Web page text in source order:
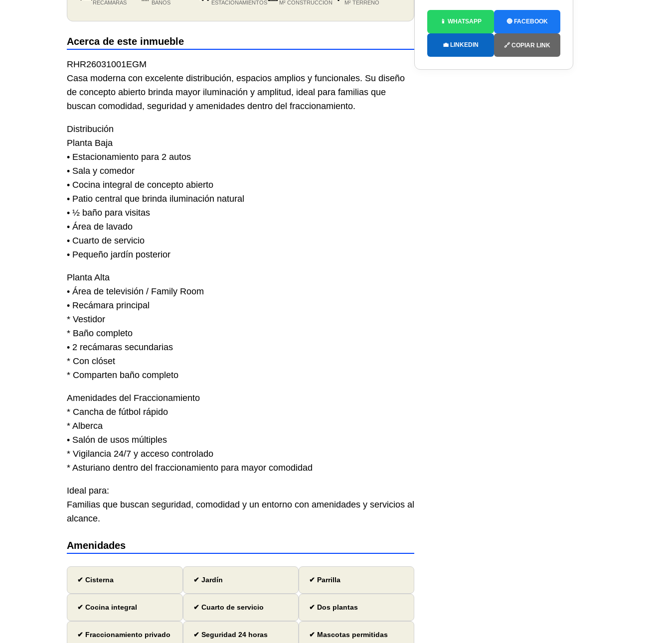
RECÁMARAS BAÑOS ESTACIONAMIENTOS M² CONSTRUCCIÓN M² TERRENO
Acerca de este inmueble
RHR26031001EGM
Casa moderna con excelente distribución, espacios amplios y funcionales. Su diseño
de concepto abierto brinda mayor iluminación y amplitud, ideal para familias que
buscan comodidad, seguridad y amenidades dentro del fraccionamiento.
Distribución
Planta Baja
•⁠ ⁠Estacionamiento para 2 autos
•⁠ ⁠Sala y comedor
•⁠ ⁠Cocina integral de concepto abierto
•⁠ ⁠Patio central que brinda iluminación natural
•⁠ ⁠½ baño para visitas
•⁠ ⁠Área de lavado
•⁠ ⁠Cuarto de servicio
•⁠ ⁠Pequeño jardín posterior
Planta Alta
•⁠ ⁠Área de televisión / Family Room
•⁠ ⁠Recámara principal
* Vestidor
* Baño completo
•⁠ ⁠2 recámaras secundarias
* Con clóset
* Comparten baño completo
Amenidades del Fraccionamiento
* Cancha de fútbol rápido
* Alberca
•⁠ ⁠Salón de usos múltiples
* Vigilancia 24/7 y acceso controlado
* Asturiano dentro del fraccionamiento para mayor comodidad
Ideal para:
Familias que buscan seguridad, comodidad y un entorno con amenidades y servicios al
alcance.
Amenidades
✔ Cisterna ✔ Jardín ✔ Parrilla
✔ Cocina integral ✔ Cuarto de servicio ✔ Dos plantas
✔ Fraccionamiento privado ✔ Seguridad 24 horas ✔ Mascotas permitidas
📱 WHATSAPP 🔵 FACEBOOK
💼 LINKEDIN 🔗 COPIAR LINK